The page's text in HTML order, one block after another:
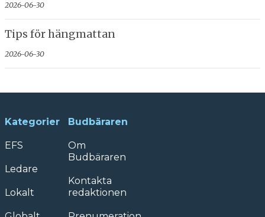
2026-06-30
Tips för hängmattan
2026-06-30
Kategorier
EFS
Ledare
Lokalt
Budbäraren
Om
Budbäraren
Kontakta
redaktionen